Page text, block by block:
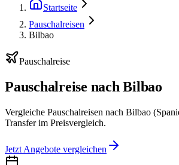
Startseite
Pauschalreisen
Bilbao
Pauschalreise
Pauschalreise nach Bilbao
Vergleiche Pauschalreisen nach Bilbao
Transfer im Preisvergleich.
Jetzt Angebote vergleichen